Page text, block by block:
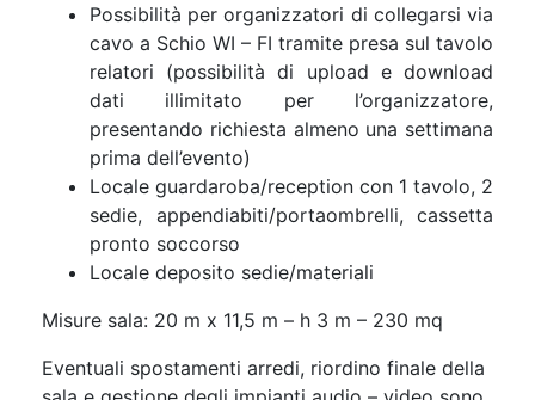
Possibilità per organizzatori di collegarsi via
cavo a Schio WI – FI tramite presa sul tavolo
relatori (possibilità di upload e download
dati illimitato per l’organizzatore,
presentando richiesta almeno una settimana
prima dell’evento)
Locale guardaroba/reception con 1 tavolo, 2
sedie, appendiabiti/portaombrelli, cassetta
pronto soccorso
Locale deposito sedie/materiali
Misure sala: 20 m x 11,5 m – h 3 m – 230 mq
Eventuali spostamenti arredi, riordino finale della